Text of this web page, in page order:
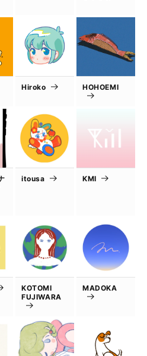
Hiroko HOHOEMI
itousa KMI
KOTOMI
FUJIWARA
MADOKA